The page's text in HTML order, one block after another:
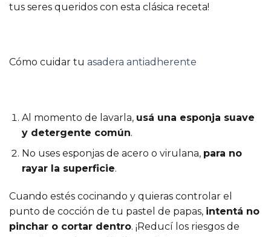
tus seres queridos con esta clásica receta!
Cómo cuidar tu asadera antiadherente
Al momento de lavarla, usá una esponja suave
y detergente común.
No uses esponjas de acero o virulana, para no
rayar la superficie.
Cuando estés cocinando y quieras controlar el
punto de cocción de tu pastel de papas, intentá no
pinchar o cortar dentro. ¡Reducí los riesgos de